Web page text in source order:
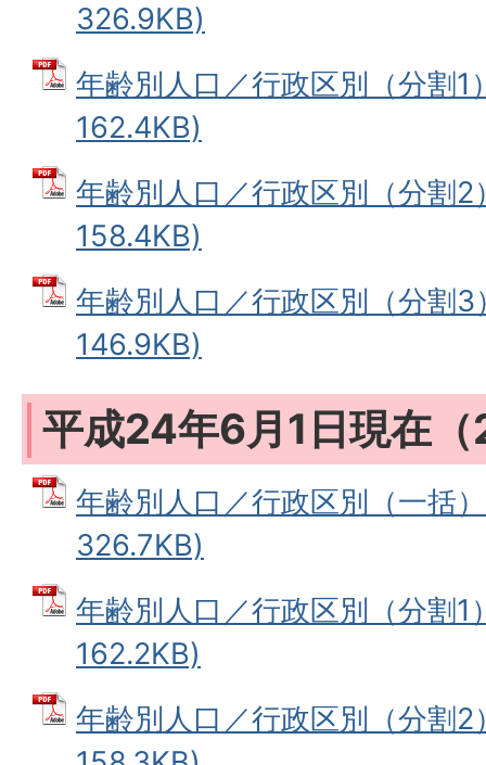
326.9KB)
年齢別人口／行政区別（分割
162.4KB)
年齢別人口／行政区別（分割
158.4KB)
年齢別人口／行政区別（分割
146.9KB)
平成24年6月1日現在
年齢別人口／行政区別（一括
326.7KB)
年齢別人口／行政区別（分割
162.2KB)
年齢別人口／行政区別（分割